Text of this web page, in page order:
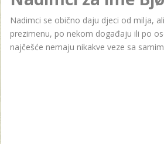
Nadimci se obično daju djeci od milja,
prezimenu, po nekom događaju ili po
najčešće nemaju nikakve veze sa